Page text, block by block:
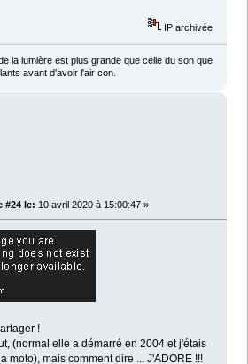
IP archivée
la lumière est plus grande que celle du son que
avant d'avoir l'air con.
#24 le: 10 avril 2020 à 15:00:47 »
!
(normal elle a démarré en 2004 et j'étais
moto), mais comment dire ... J'ADORE !!!